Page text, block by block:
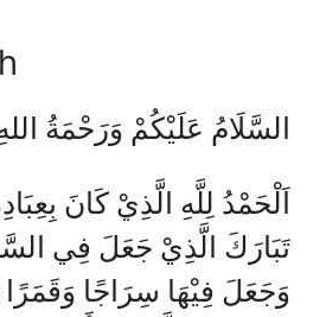
السَّلَامُ عَلَيْكُمْ وَرَحْمَةُ
اَلْحَمْدُ لِلَّهِ الَّذِيْ كَانَ
تَبَارَكَ الَّذِيْ جَعَلَ فِي
وَجَعَلَ فِيْهَا سِرَاجًا وَقَمَرًا